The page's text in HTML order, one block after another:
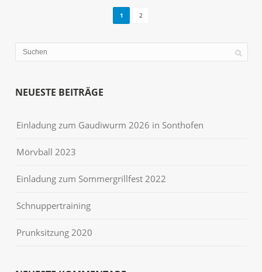
1 2
NEUESTE BEITRÄGE
Einladung zum Gaudiwurm 2026 in Sonthofen
Mörvball 2023
Einladung zum Sommergrillfest 2022
Schnuppertraining
Prunksitzung 2020